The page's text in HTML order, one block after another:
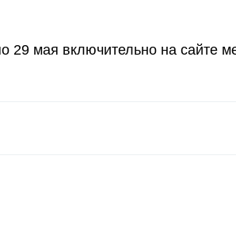
29 мая включительно на сайте